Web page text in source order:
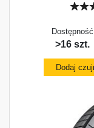
Dostępność
>16 szt.
Dodaj